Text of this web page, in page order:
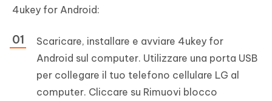
4ukey for Android:
Scaricare, installare e avviare 4ukey for
Android sul computer. Utilizzare una porta USB
per collegare il tuo telefono cellulare LG al
computer. Cliccare su Rimuovi blocco